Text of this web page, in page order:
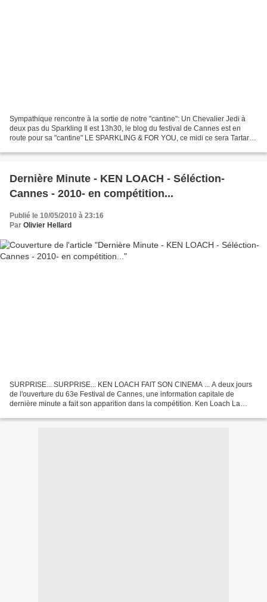
Sympathique rencontre à la sortie de notre "cantine": Un Chevalier Jedi à
deux pas du Sparkling Il est 13h30, le blog du festival de Cannes est en
route pour sa "cantine" LE SPARKLING & FOR YOU, ce midi ce sera Tartare
Dernière Minute - KEN LOACH - Séléction-
Cannes - 2010- en compétition...
Publié le 10/05/2010 à 23:16
Par Olivier Hellard
SURPRISE... SURPRISE... KEN LOACH FAIT SON CINEMA ... A deux jours
de l'ouverture du 63e Festival de Cannes, une information capitale de
dernière minute a fait son apparition dans la compétition. Ken Loach La